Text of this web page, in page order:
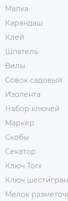
Малка
Карандаш
Клей
Шпатель
Вилы
Совок садовый
Изолента
Набор ключей
Маркер
Скобы
Секатор
Ключ Torx
Ключ
Мелок